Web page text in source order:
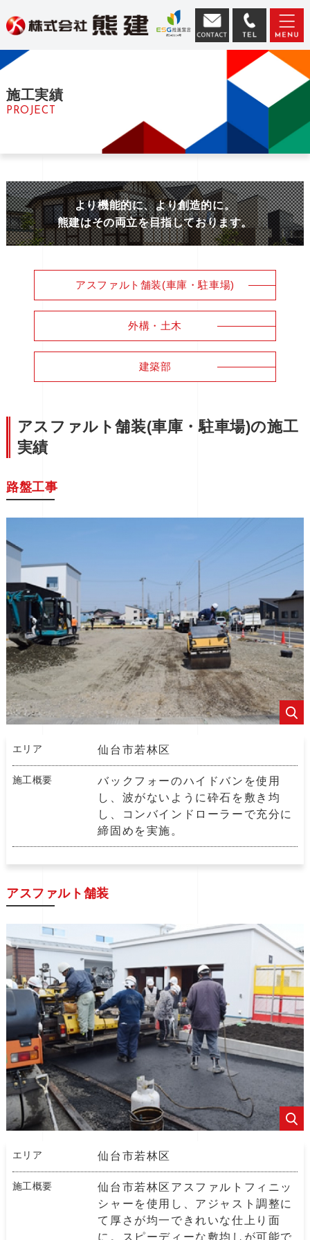
施工実績
PROJECT
より機能的に、より創造的に。
熊建はその両立を目指しております。
アスファルト舗装(車庫・駐車場)
外構・土木
建築部
アスファルト舗装(車庫・駐車場)の施工
実績
路盤工事
エリア 仙台市若林区
施工概要
バックフォーのハイドバンを使用
し、波がないように砕石を敷き均
し、コンバインドローラーで充分に
締固めを実施。
アスファルト舗装
エリア 仙台市若林区
施工概要
仙台市若林区アスファルトフィニッ
シャーを使用し、アジャスト調整に
て厚さが均一できれいな仕上り面
に。スピーディーな敷均しが可能で